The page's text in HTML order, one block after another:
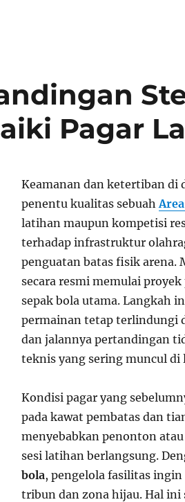
Pagar
Keamanan dan ketertiban di
penentu kualitas sebuah
latihan maupun kompetisi
terhadap infrastruktur
penguatan batas fisik arena.
secara resmi memulai
sepak bola utama. Langkah
permainan tetap terlindungi
dan jalannya pertandingan
teknis yang sering muncul di
Kondisi pagar yang
pada kawat pembatas dan
menyebabkan penonton
sesi latihan berlangsung.
bola, pengelola fasilitas ingin
tribun dan zona hijau. Hal